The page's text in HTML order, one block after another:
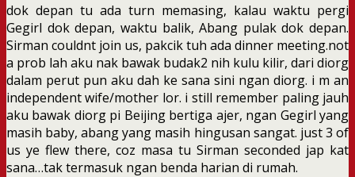
dok depan tu ada turn memasing, kalau waktu pergi
Gegirl dok depan, waktu balik, Abang pulak dok depan.
Sirman couldnt join us, pakcik tuh ada dinner meeting.not
a prob lah aku nak bawak budak2 nih kulu kilir, dari diorg
dalam perut pun aku dah ke sana sini ngan diorg. i m an
independent wife/mother lor. i still remember paling jauh
aku bawak diorg pi Beijing bertiga ajer, ngan Gegirl yang
masih baby, abang yang masih hingusan sangat. just 3 of
us ye flew there, coz masa tu Sirman seconded jap kat
sana…tak termasuk ngan benda harian di rumah.